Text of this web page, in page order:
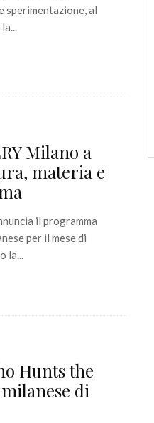
sperimentazione, al
Milano a
materia e
il programma
per il mese di
la...
Hunts the
di